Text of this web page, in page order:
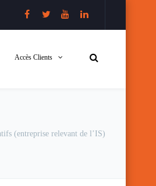
Accès Clients
(entreprise relevant de l’IS)